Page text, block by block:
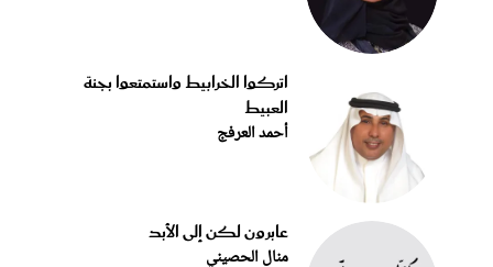
اتركوا الخرابيط واستمتعوا بجنة
العبيط
أحمد العرفج
عابرون لكن إلى الأبد
منال الحصيني